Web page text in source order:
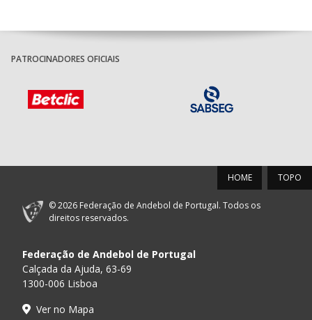
PATROCINADORES OFICIAIS
TOPO
HOME
© 2026 Federação de Andebol de Portugal. Todos os
direitos reservados.
Federação de Andebol de Portugal
Calçada da Ajuda, 63-69
1300-006 Lisboa
Ver no Mapa